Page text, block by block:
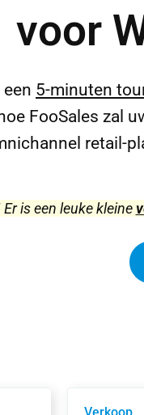
voor
een 5-minuten
FooSales zal
retail-
is een leuke kleine